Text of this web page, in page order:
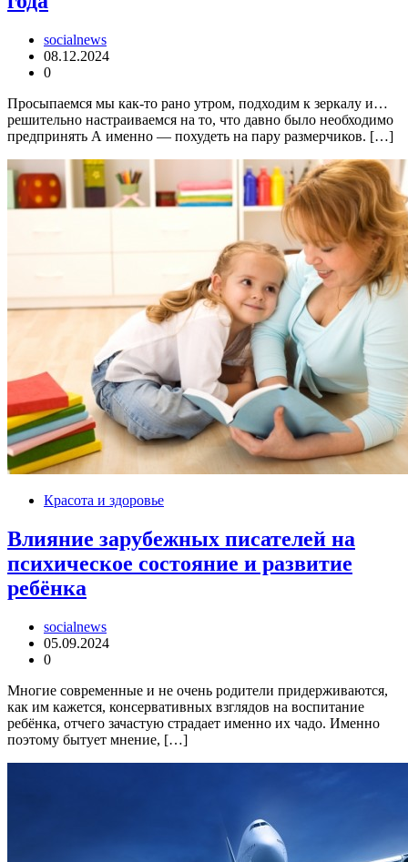
socialnews
08.12.2024
0
Просыпаемся мы как-то рано утром, подходим к зеркалу и…
решительно настраиваемся на то, что давно было необходимо
предпринять А именно — похудеть на пару размерчиков. […]
Красота и здоровье
Влияние зарубежных писателей на
психическое состояние и развитие
ребёнка
socialnews
05.09.2024
0
Многие современные и не очень родители придерживаются,
как им кажется, консервативных взглядов на воспитание
ребёнка, отчего зачастую страдает именно их чадо. Именно
поэтому бытует мнение, […]